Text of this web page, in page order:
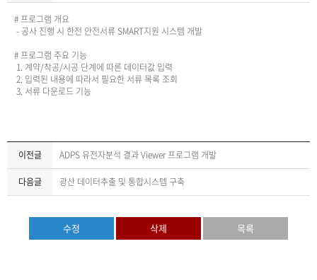
# 프로그램 개요
- 공사 진행 시 한전 안전서류 SMART지원 시스템 개발
# 프로그램 주요 기능
1. 계약/착공/시공 단계에 따른 데이터값 입력
2. 입력된 내용에 따라서 필요한 서류 목록 조회
3. 서류 다운로드 기능
이전글 ADPS 유전자분석 결과 Viewer 프로그램 개발
다음글 광산 데이터추출 및 통합시스템 구축
수정 삭제 목록